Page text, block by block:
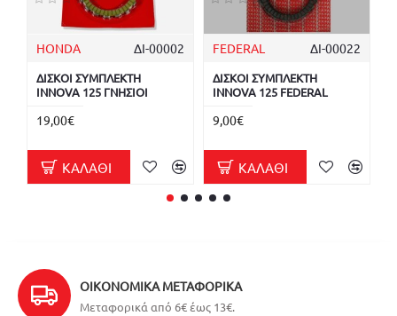
HONDA ΔΙ-00002
ΔΙΣΚΟΙ ΣΥΜΠΛΕΚΤΗ
INNOVA 125 ΓΝΗΣΙΟΙ
19,00€
ΚΑΛΆΘΙ
FEDERAL ΔΙ-00022
ΔΙΣΚΟΙ ΣΥΜΠΛΕΚΤΗ
INNOVA 125 FEDERAL
9,00€
ΚΑΛΆΘΙ
ΟΙΚΟΝΟΜΙΚΆ ΜΕΤΑΦΟΡΙΚΆ
Μεταφορικά από 6€ έως 13€.